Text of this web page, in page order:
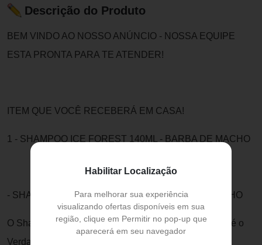
Habilitar Localização
Para melhorar sua experiência
visualizando ofertas disponíveis em sua
região, clique em Permitir no pop-up que
aparecerá em seu navegador
Descrição do Produto
BEM VINDO AO NOSSO ANÚNCIO - NOSSA EQUIPE
ESTA PRONTA PARA TE ATENDER!
ITEM QUE VOCÊ RECEBERÁ EM CASA!
1 - SHAMPOO ICE FOREST 140ML - BARBA DE MACHO
- SHAMPOO ICE FOREST 140ML - BARBA DE MACHO
O Shampoo para Barba & Cabelo da Linha Ice Forest é o
Verdadeiro